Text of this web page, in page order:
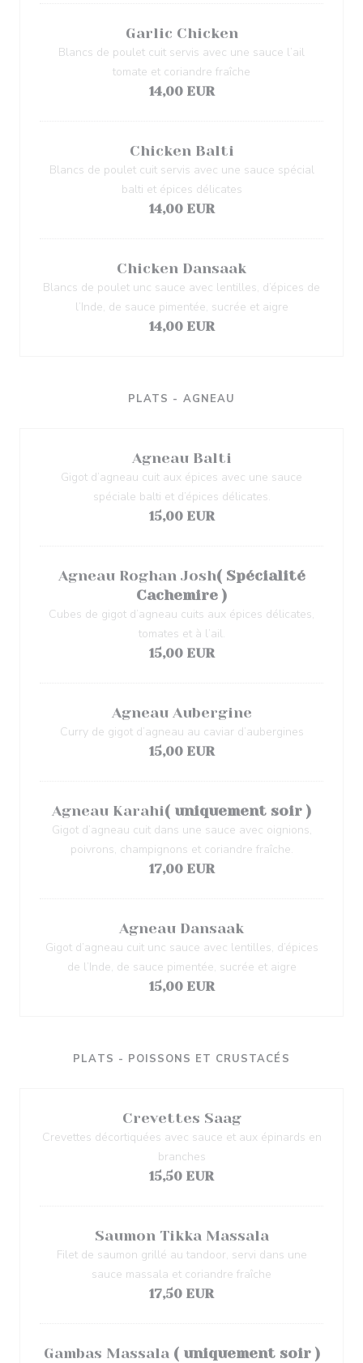
Garlic Chicken
Blancs de poulet cuit servis avec une sauce l’ail
tomate et coriandre fraîche
14,00 EUR
Chicken Balti
Blancs de poulet cuit servis avec une sauce spécial
balti et épices délicates
14,00 EUR
Chicken Dansaak
Blancs de poulet unc sauce avec lentilles, d’épices de
l’Inde, de sauce pimentée, sucrée et aigre
14,00 EUR
PLATS - AGNEAU
Agneau Balti
Gigot d’agneau cuit aux épices avec une sauce
spéciale balti et d’épices délicates.
15,00 EUR
Agneau Roghan Josh( Spécialité
Cachemire )
Cubes de gigot d’agneau cuits aux épices délicates,
tomates et à l’ail.
15,00 EUR
Agneau Aubergine
Curry de gigot d’agneau au caviar d’aubergines
15,00 EUR
Agneau Karahi( uniquement soir )
Gigot d’agneau cuit dans une sauce avec oignions,
poivrons, champignons et coriandre fraîche.
17,00 EUR
Agneau Dansaak
Gigot d’agneau cuit unc sauce avec lentilles, d’épices
de l’Inde, de sauce pimentée, sucrée et aigre
15,00 EUR
PLATS - POISSONS ET CRUSTACÉS
Crevettes Saag
Crevettes décortiquées avec sauce et aux épinards en
branches
15,50 EUR
Saumon Tikka Massala
Filet de saumon grillé au tandoor, servi dans une
sauce massala et coriandre fraîche
17,50 EUR
Gambas Massala ( uniquement soir )